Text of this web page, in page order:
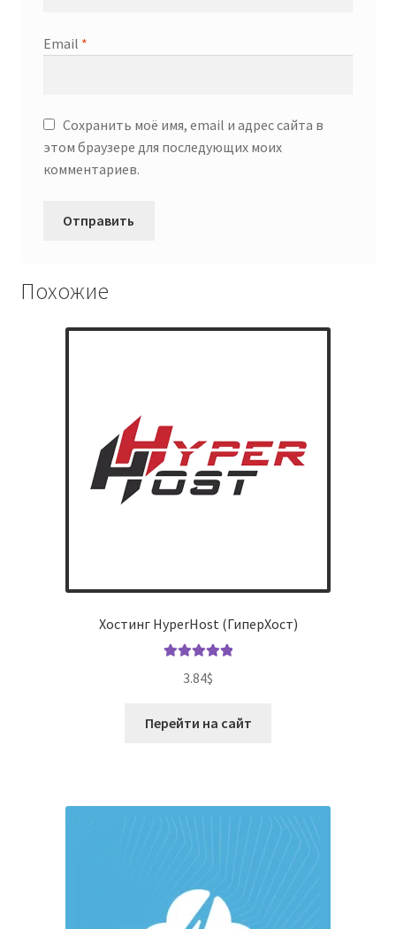
Email *
Сохранить моё имя, email и адрес сайта в
этом браузере для последующих моих
комментариев.
Похожие
Хостинг HyperHost (ГиперХост)
из 5
3.84$
Перейти на сайт